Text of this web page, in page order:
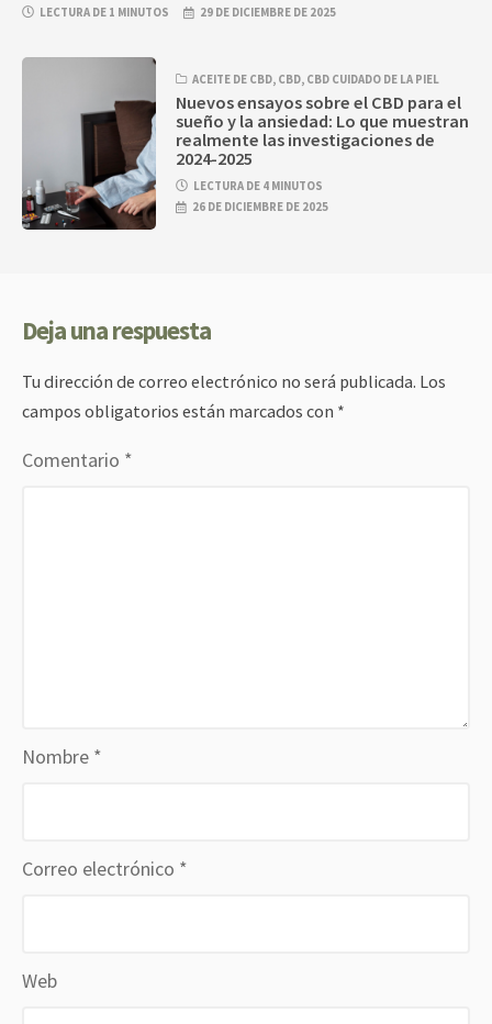
LECTURA DE 1 MINUTOS 29 DE DICIEMBRE DE 2025
ACEITE DE CBD, CBD, CBD CUIDADO DE LA PIEL
Nuevos ensayos sobre el CBD para el
sueño y la ansiedad: Lo que muestran
realmente las investigaciones de
2024-2025
LECTURA DE 4 MINUTOS
26 DE DICIEMBRE DE 2025
Deja una respuesta
Tu dirección de correo electrónico no será publicada. Los
campos obligatorios están marcados con *
Comentario *
Nombre *
Correo electrónico *
Web